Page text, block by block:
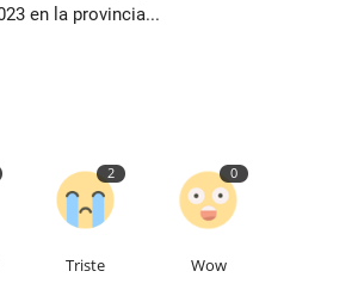
en la provincia...
2
Triste
0
Wow